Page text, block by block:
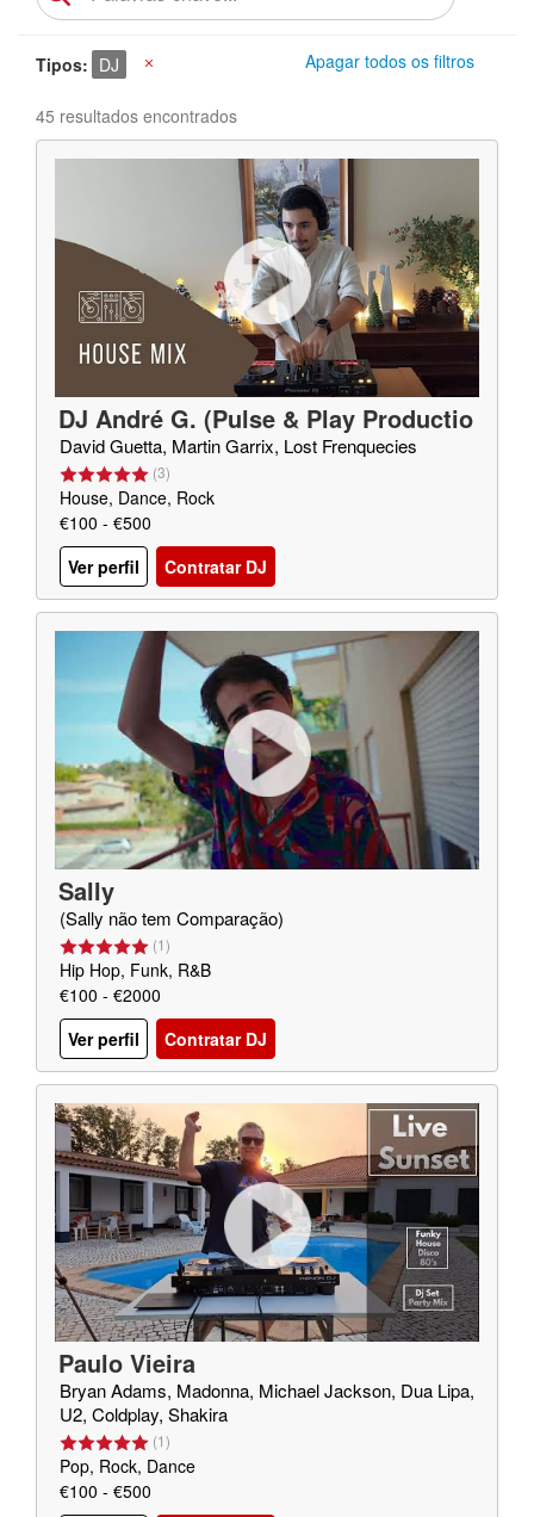
Apagar todos os filtros
Tipos DJ
45 resultados encontrados
DJ André G. (Pulse & Play Productio
ns)
David Guetta, Martin Garrix, Lost Frenquecies
(3)
House, Dance, Rock
€100 - €500
Ver perfil
Contratar DJ
Sally
(Sally não tem Comparação)
(1)
Hip Hop, Funk, R&B
€100 - €2000
Ver perfil
Contratar DJ
Paulo Vieira
Bryan Adams, Madonna, Michael Jackson, Dua Lipa,
U2, Coldplay, Shakira
(1)
Pop, Rock, Dance
€100 - €500